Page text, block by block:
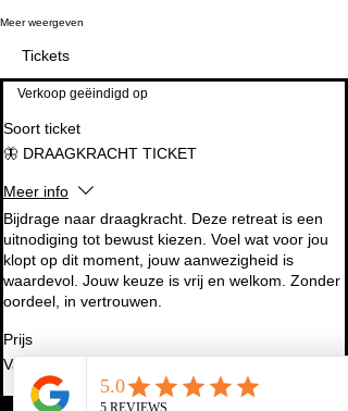
Meer weergeven
Tickets
Verkoop geëindigd op
Soort ticket
🦋 DRAAGKRACHT TICKET
Meer info
Bijdrage naar draagkracht. Deze retreat is een
uitnodiging tot bewust kiezen. Voel wat voor jou
klopt op dit moment, jouw aanwezigheid is
waardevol. Jouw keuze is vrij en welkom. Zonder
oordeel, in vertrouwen.
Prijs
Van € 69,00 tot € 111,00